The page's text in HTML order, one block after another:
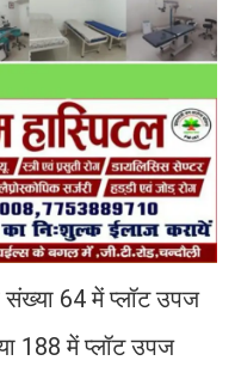
संख्या 64 में प्लॉट उपज
188 में प्लॉट उपज